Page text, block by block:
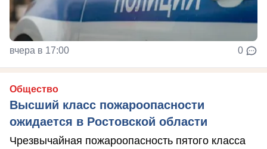
вчера в 17:00 0
Общество
Высший класс пожароопасности
ожидается в Ростовской области
Чрезвычайная пожароопасность пятого класса